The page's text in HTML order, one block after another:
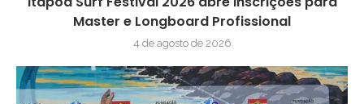
Master e Longboard Profissional
4 de agosto de 2026